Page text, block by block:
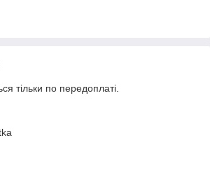
тільки по передоплаті.